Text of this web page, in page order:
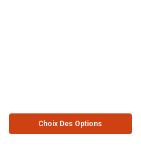
Choix Des Options